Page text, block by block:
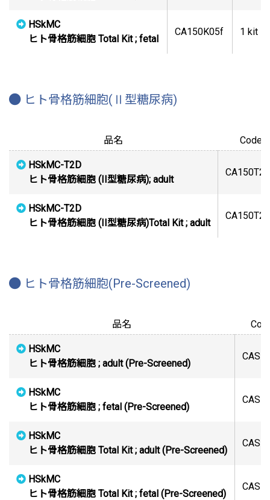
HSkMC
ヒト骨格筋細胞 Total Kit ; fetal
CA150K05f 1 kit
ヒト骨格筋細胞(Ⅱ型糖尿病)
品名 Code
HSkMC-T2D
ヒト骨格筋細胞 (II型糖尿病); adult
HSkMC-T2D
ヒト骨格筋細胞 (II型糖尿病)Total Kit ; adult
ヒト骨格筋細胞(Pre-Screened)
品名
HSkMC
ヒト骨格筋細胞 ; adult (Pre-Screened)
HSkMC
ヒト骨格筋細胞 ; fetal (Pre-Screened)
HSkMC
ヒト骨格筋細胞 Total Kit ; adult (Pre-Screened)
HSkMC
ヒト骨格筋細胞 Total Kit ; fetal (Pre-Screened)